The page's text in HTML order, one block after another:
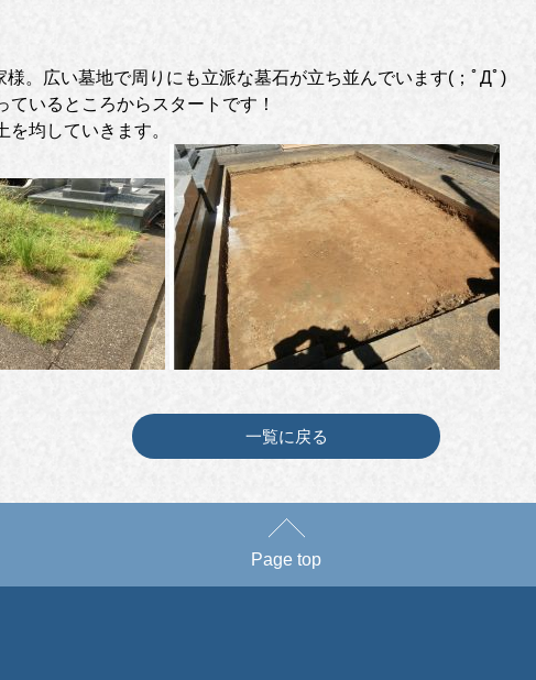
様。広い墓地で周りにも立派な墓石が立ち並んでいます(；ﾟДﾟ)
ているところからスタートです！
を均していきます。
一覧に戻る
Page top